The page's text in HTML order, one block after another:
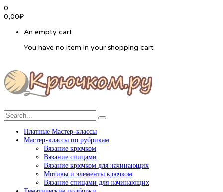
0
0,00₽
An empty cart
You have no item in your shopping cart
Платные Мастер-классы
Мастер-классы по рубрикам
Вязание крючком
Вязание спицами
Вязание крючком для начинающих
Мотивы и элементы крючком
Вязание спицами для начинающих